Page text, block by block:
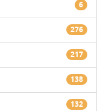
6
276
217
138
132